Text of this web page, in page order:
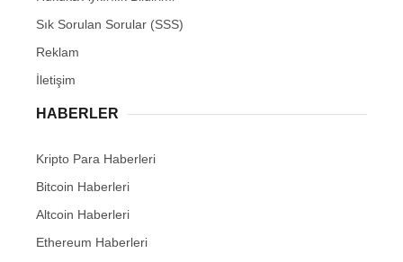
Sık Sorulan Sorular (SSS)
Reklam
İletişim
HABERLER
Kripto Para Haberleri
Bitcoin Haberleri
Altcoin Haberleri
Ethereum Haberleri